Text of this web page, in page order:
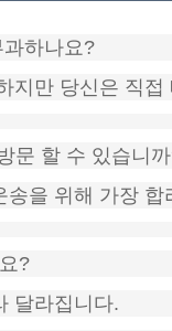
하나요?
지만 당신은 직
문 할 수 있습니
송을 위해 가장
?
달라집니다.